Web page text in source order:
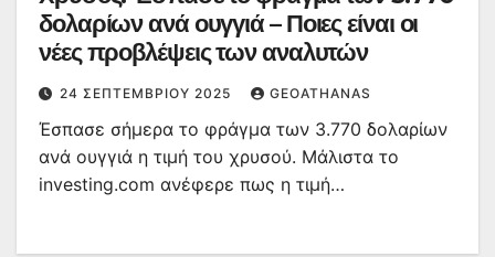
δολαρίων ανά ουγγιά – Ποιες είναι οι
νέες προβλέψεις των αναλυτών
24 ΣΕΠΤΕΜΒΡΊΟΥ 2025 GEOATHANAS
Έσπασε σήμερα το φράγμα των 3.770 δολαρίων
ανά ουγγιά η τιμή του χρυσού. Mάλιστα το
investing.com ανέφερε πως η τιμή…